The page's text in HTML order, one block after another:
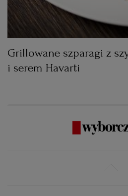
Grillowane szparagi z
i serem Havarti